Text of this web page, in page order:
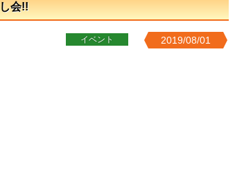
会!!
2019/08/01
イベント